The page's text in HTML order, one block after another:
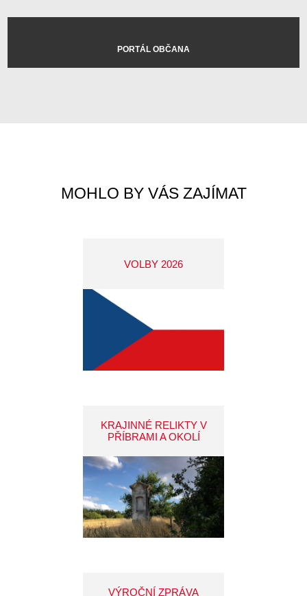
PORTÁL OBČANA
MOHLO BY VÁS ZAJÍMAT
VOLBY 2026
KRAJINNÉ RELIKTY V
PŘÍBRAMI A OKOLÍ
VÝROČNÍ ZPRÁVA